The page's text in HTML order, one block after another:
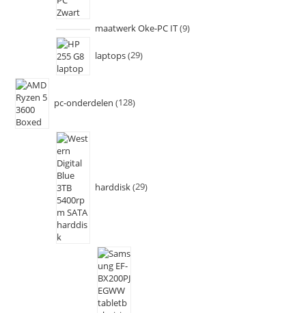
maatwerk Oke-PC IT 9
laptops 29
pc-onderdelen 128
harddisk 29